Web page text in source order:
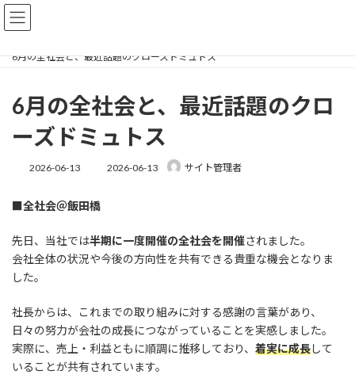
コ
ン
ン
ナ
ビ
ー6月の全社会と、最近話題のクローズドミュトス
6月の全社会と、最近話題のクロ
ーズドミュトス
2026-06-13
最
時
:
2026-06-13 サイト管理者
■全社会＠飯田橋
先日、当社では半期に一度開催の全社会を開催されました。
会社全体の状況や今後の方向性を共有できる貴重な機会となりま
した。
社長からは、これまでの取り組みに対する感謝の言葉があり、
日々の努力が会社の成長につながっていることを実感しました。
実際に、売上・利益ともに順調に推移しており、 着実に成長して
いることが共有されています。